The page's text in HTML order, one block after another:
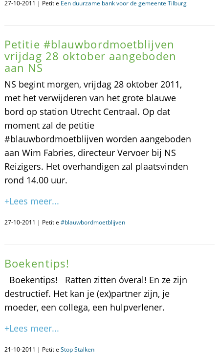
27-10-2011 | Petitie Een duurzame bank voor de gemeente Tilburg
Petitie #blauwbordmoetblijven
vrijdag 28 oktober aangeboden
aan NS
NS begint morgen, vrijdag 28 oktober 2011,
met het verwijderen van het grote blauwe
bord op station Utrecht Centraal. Op dat
moment zal de petitie
#blauwbordmoetblijven worden aangeboden
aan Wim Fabries, directeur Vervoer bij NS
Reizigers. Het overhandigen zal plaatsvinden
rond 14.00 uur.
+Lees meer...
27-10-2011 | Petitie #blauwbordmoetblijven
Boekentips!
Boekentips! Ratten zitten óveral! En ze zijn
destructief. Het kan je (ex)partner zijn, je
moeder, een collega, een hulpverlener.
+Lees meer...
21-10-2011 | Petitie Stop Stalken